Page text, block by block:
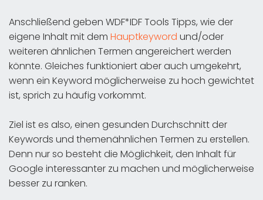
Anschließend geben WDF*IDF Tools Tipps, wie der
eigene Inhalt mit dem Hauptkeyword und/oder
weiteren ähnlichen Termen angereichert werden
könnte. Gleiches funktioniert aber auch umgekehrt,
wenn ein Keyword möglicherweise zu hoch gewichtet
ist, sprich zu häufig vorkommt.
Ziel ist es also, einen gesunden Durchschnitt der
Keywords und themenähnlichen Termen zu erstellen.
Denn nur so besteht die Möglichkeit, den Inhalt für
Google interessanter zu machen und möglicherweise
besser zu ranken.